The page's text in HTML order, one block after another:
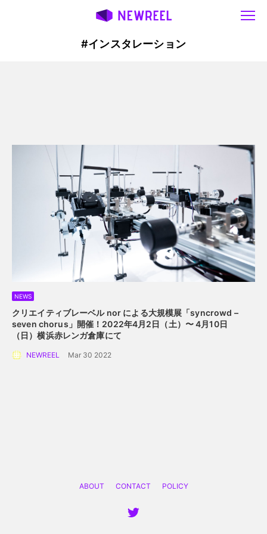
#インスタレーション
NEWS
クリエイティブレーベル nor による大規模展 「syncrowd –
seven chorus」開催！ 2022年4月2日（土）〜 4月10日
（日）横浜赤レンガ倉庫にて
NEWREEL Mar 30 2022
ABOUT CONTACT POLICY